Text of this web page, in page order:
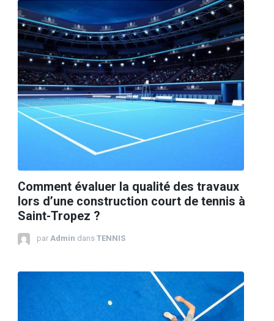
Comment évaluer la qualité des travaux
lors d’une construction court de tennis à
Saint-Tropez ?
par Admin dans TENNIS